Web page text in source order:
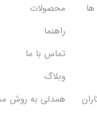
محصولات
راهنما
تماس با ما
وبلاگ
همدلی به روش